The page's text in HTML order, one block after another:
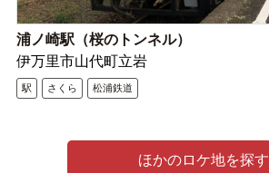
浦ノ崎駅（桜のトンネル）
伊万里市山代町立岩
駅 さくら 松浦鉄道
ほかのロケ地を探す